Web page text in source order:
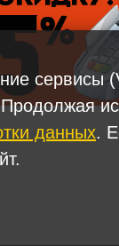
сервисы
данных.